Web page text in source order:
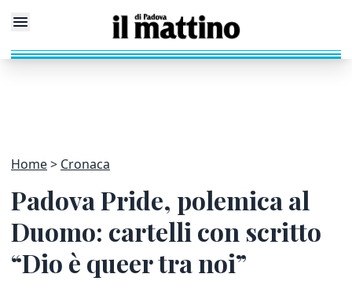
Home Cronaca
Padova Pride, polemica al
Duomo: cartelli con scritto
“Dio è queer tra noi”